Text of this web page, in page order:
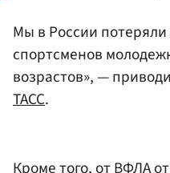
Мы в России потеряли
спортсменов
возрастов», —
ТАСС.
Кроме того, от ВФЛА